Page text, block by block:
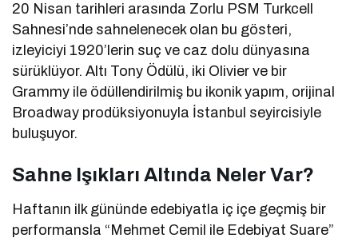
20 Nisan tarihleri arasında Zorlu PSM Turkcell
Sahnesi’nde sahnelenecek olan bu gösteri,
izleyiciyi 1920’lerin suç ve caz dolu dünyasına
sürüklüyor. Altı Tony Ödülü, iki Olivier ve bir
Grammy ile ödüllendirilmiş bu ikonik yapım, orijinal
Broadway prodüksiyonuyla İstanbul seyircisiyle
buluşuyor.
Sahne Işıkları Altında Neler Var?
Haftanın ilk gününde edebiyatla iç içe geçmiş bir
performansla “Mehmet Cemil ile Edebiyat Suare”